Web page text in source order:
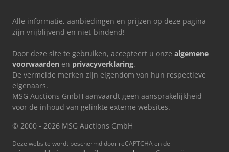
Alle informatie, aanbiedingen en prijzen op deze pagina
zijn vrijblijvend en niet-bindend!
Door deze site te gebruiken, accepteert u onze algemene
voorwaarden en privacyverklaring.
De vermelde merken zijn eigendom van hun respectieve
eigenaars.
MSG Auctions GmbH aanvaardt geen aansprakelijkheid
voor de inhoud van gelinkte externe websites.
© 2000 - 2026 MSG Auctions GmbH
Deze website wordt beschermd door reCAPTCHA en de